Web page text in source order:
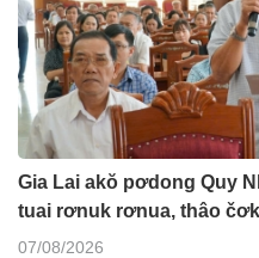
Gia Lai akŏ pơdong Quy
tuai rơnuk rơnua, thâo
07/08/2026